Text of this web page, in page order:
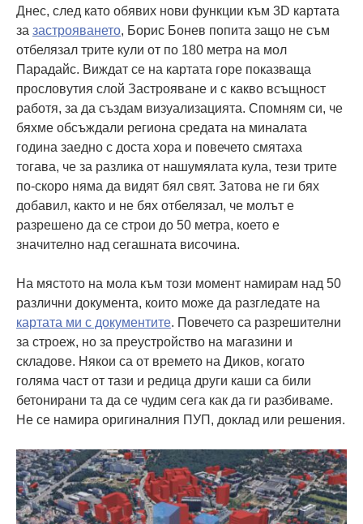
Днес, след като обявих нови функции към 3D картата
за застрояването, Борис Бонев попита защо не съм
отбелязал трите кули от по 180 метра на мол
Парадайс. Виждат се на картата горе показваща
прословутия слой Застрояване и с какво всъщност
работя, за да създам визуализацията. Спомням си, че
бяхме обсъждали региона средата на миналата
година заедно с доста хора и повечето смятаха
тогава, че за разлика от нашумялата кула, тези трите
по-скоро няма да видят бял свят. Затова не ги бях
добавил, както и не бях отбелязал, че молът е
разрешено да се строи до 50 метра, което е
значително над сегашната височина.
На мястото на мола към този момент намирам над 50
различни документа, които може да разгледате на
картата ми с документите. Повечето са разрешителни
за строеж, но за преустройство на магазини и
складове. Някои са от времето на Диков, когато
голяма част от тази и редица други каши са били
бетонирани та да се чудим сега как да ги разбиваме.
Не се намира оригиналния ПУП, доклад или решения.